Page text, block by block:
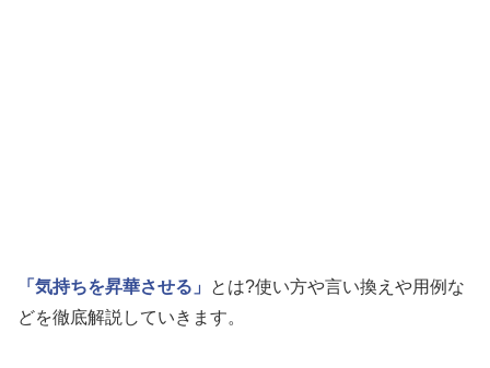
「気持ちを昇華させる」
とは?使い方や言い換えや用例な
どを徹底解説していきます。